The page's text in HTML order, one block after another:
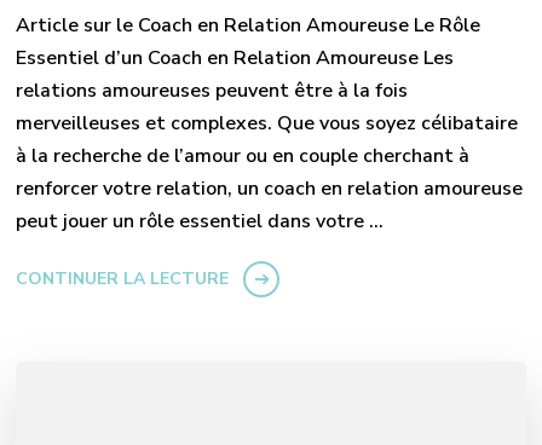
Article sur le Coach en Relation Amoureuse Le Rôle
Essentiel d’un Coach en Relation Amoureuse Les
relations amoureuses peuvent être à la fois
merveilleuses et complexes. Que vous soyez célibataire
à la recherche de l’amour ou en couple cherchant à
renforcer votre relation, un coach en relation amoureuse
peut jouer un rôle essentiel dans votre …
CONTINUER LA LECTURE